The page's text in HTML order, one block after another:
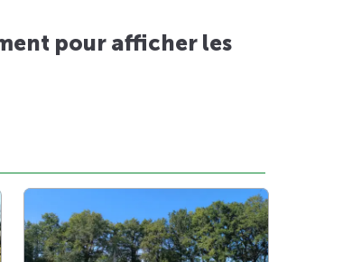
pour afficher les